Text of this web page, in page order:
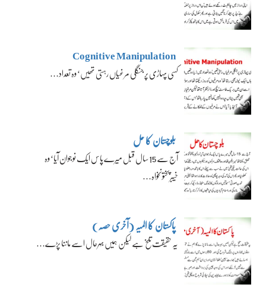
Cognitive Manipulation
کسی پہاڑی پر جنگلی مرغیاں رہتی تھیں‘ وہ تعداد…
بلوچستان کا حل
آج سے 15 سال قبل میرے پاس ایک نوجوان آیا‘ وہ
خیبرپختونخواہ…
پاکستان کا المیہ (آخری حصہ)
یہ حقیقت تلخ ہے لیکن ہمیں بہرحال اسے ماننا پڑے…